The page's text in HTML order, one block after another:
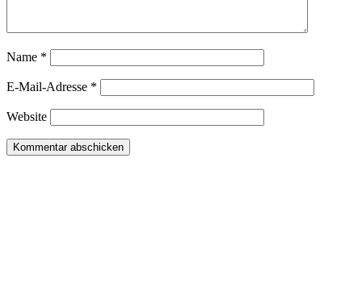
Name *
E-Mail-Adresse *
Website